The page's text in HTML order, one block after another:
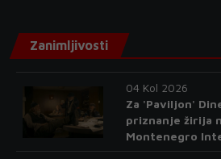
Zanimljivosti
04 Kol 2026
Za 'Paviljon'
priznanje žirija
Montenegro